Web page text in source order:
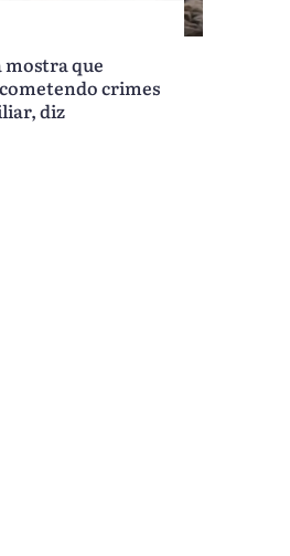
mostra que
crimes
diz